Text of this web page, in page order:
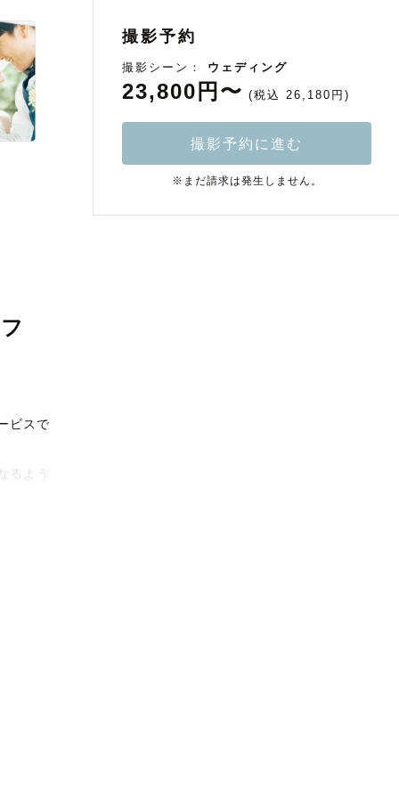
ビスで
るよう
撮影予約
撮影シーン： ウェディング
23,800円〜 (税込 26,180円)
撮影予約に進む
※まだ請求は発生しません。